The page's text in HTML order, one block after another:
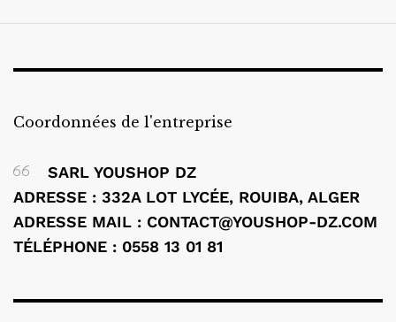
Coordonnées de l'entreprise
SARL YOUSHOP DZ
ADRESSE : 332A LOT LYCÉE, ROUIBA, ALGER
ADRESSE MAIL : CONTACT@YOUSHOP-DZ.COM
TÉLÉPHONE : 0558 13 01 81